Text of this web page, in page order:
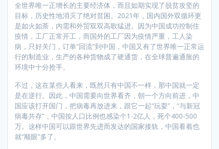
全世界唯一正增长的主要经济体，而且如期实现了脱贫攻坚的
目标，历史性地消灭了绝对贫困。2021年，国内国外双循环更
是如火如荼，内需和外贸双双高歌猛进。因为中国成功控制住
疫情，工厂正常开工，而国外的工厂因为疫情严重，工人染
病，只好关门，订单“回流”到中国，中国又有了世界唯一正常运
行的制造业，生产的各种货物成了硬通货，在全球普遍通胀的
环境中十分抢手。
不过，这在某些人看来，既然只有中国不一样，那中国就一定
是在逆行。因此，中国需要向世界看齐，朝一个方向前进，中
国应该打开国门，把病毒再放进来，跟它一起“玩耍”，“与新冠
病毒共存”，中国按人口比例也感染个1-2亿人，死个400-500
万。这样中国可以跟世界先进而发达的国家接轨，中国看着也
就“顺眼”多了。